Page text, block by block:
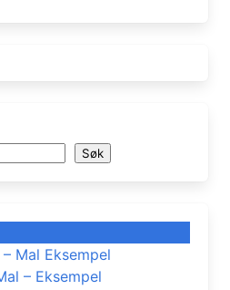
Søk
Mal Eksempel
– Eksempel